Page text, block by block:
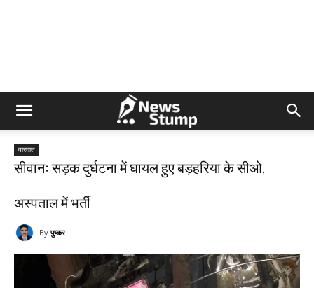
वारदात
सीवानः सड़क दुर्घटना में घायल हुए बड़हरिया के सीओ,
अस्पताल में भर्ती
By पुष्कर